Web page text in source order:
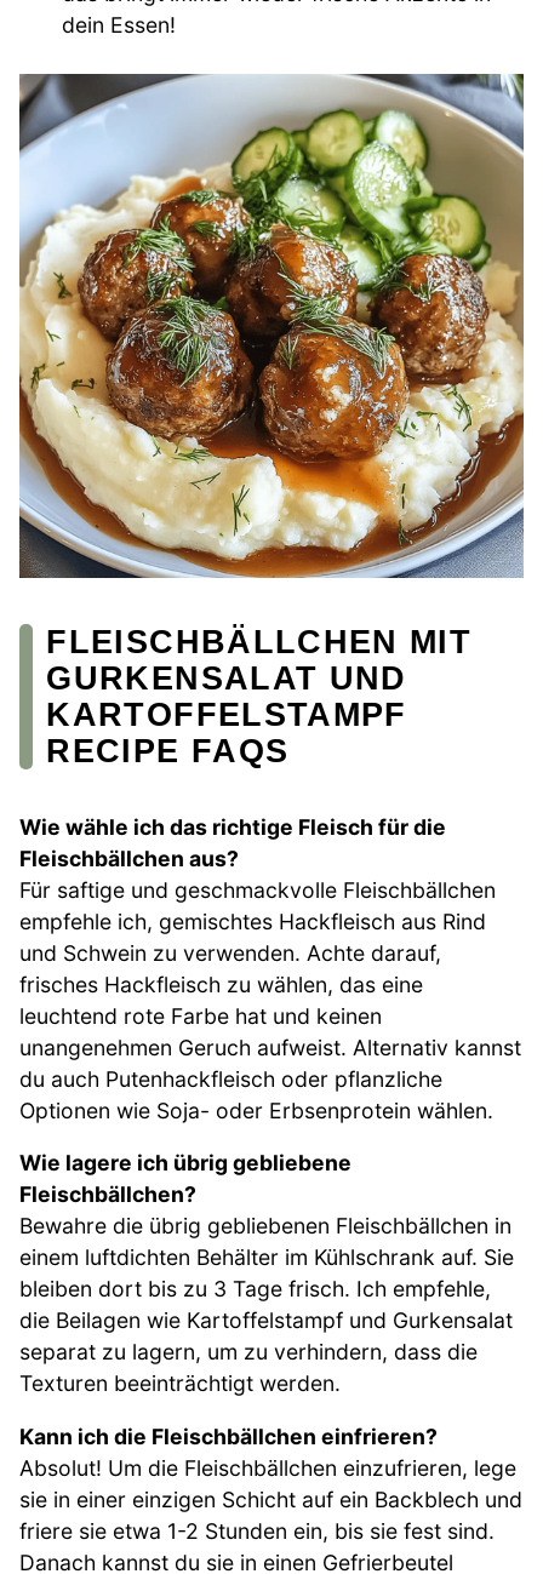
dein Essen!
FLEISCHBÄLLCHEN MIT
GURKENSALAT UND
KARTOFFELSTAMPF
RECIPE FAQS
Wie wähle ich das richtige Fleisch für die
Fleischbällchen aus?
Für saftige und geschmackvolle Fleischbällchen
empfehle ich, gemischtes Hackfleisch aus Rind
und Schwein zu verwenden. Achte darauf,
frisches Hackfleisch zu wählen, das eine
leuchtend rote Farbe hat und keinen
unangenehmen Geruch aufweist. Alternativ kannst
du auch Putenhackfleisch oder pflanzliche
Optionen wie Soja- oder Erbsenprotein wählen.
Wie lagere ich übrig gebliebene
Fleischbällchen?
Bewahre die übrig gebliebenen Fleischbällchen in
einem luftdichten Behälter im Kühlschrank auf. Sie
bleiben dort bis zu 3 Tage frisch. Ich empfehle,
die Beilagen wie Kartoffelstampf und Gurkensalat
separat zu lagern, um zu verhindern, dass die
Texturen beeinträchtigt werden.
Kann ich die Fleischbällchen einfrieren?
Absolut! Um die Fleischbällchen einzufrieren, lege
sie in einer einzigen Schicht auf ein Backblech und
friere sie etwa 1-2 Stunden ein, bis sie fest sind.
Danach kannst du sie in einen Gefrierbeutel